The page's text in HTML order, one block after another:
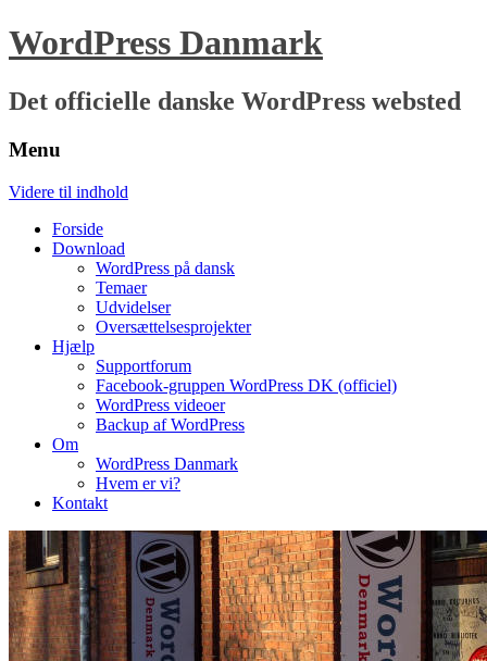
WordPress Danmark
Det officielle danske WordPress websted
Menu
Videre til indhold
Forside
Download
WordPress på dansk
Temaer
Udvidelser
Oversættelsesprojekter
Hjælp
Supportforum
Facebook-gruppen WordPress DK (officiel)
WordPress videoer
Backup af WordPress
Om
WordPress Danmark
Hvem er vi?
Kontakt